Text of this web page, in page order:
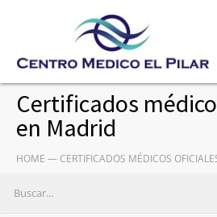
Certificados
en Madrid
HOME —CERTIFICADOS MÉDICOS